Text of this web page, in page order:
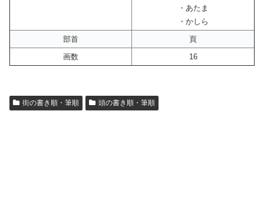
・あたま
・かしら
部首
頁
画数
16
街の書き順・筆順 頭の書き順・筆順